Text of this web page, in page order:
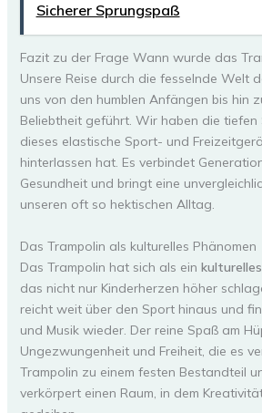
Sicherer Sprungspaß
Fazit zu der Frage Wann wurde das
Unsere Reise durch die fesselnde Welt
uns von den humblen Anfängen bis hin
Beliebtheit geführt. Wir haben die tiefen
dieses elastische Sport- und
hinterlassen hat. Es verbindet
Gesundheit und bringt eine
unseren oft so hektischen Alltag.
Das Trampolin als kulturelles Phänomen
Das Trampolin hat sich als ein
das nicht nur Kinderherzen höher
reicht weit über den Sport hinaus und
und Musik wieder. Der reine Spaß am
Ungezwungenheit und Freiheit, die es
Trampolin zu einem festen Bestandteil
verkörpert einen Raum, in dem